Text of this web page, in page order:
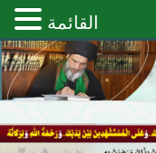
القائمة